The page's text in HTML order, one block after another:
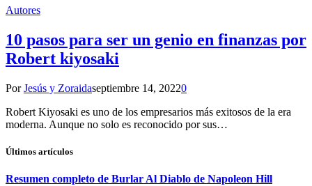
Autores
10 pasos para ser un genio en finanzas por
Robert kiyosaki
Por Jesús y Zoraidaseptiembre 14, 20220
Robert Kiyosaki es uno de los empresarios más exitosos de la era
moderna. Aunque no solo es reconocido por sus…
Últimos artículos
Resumen completo de Burlar Al Diablo de Napoleon Hill